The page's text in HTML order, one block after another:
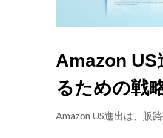
Amazon US
るための戦
Amazon US進出は、販